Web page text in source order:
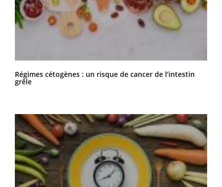
Régimes cétogènes : un risque de cancer de l’intestin
grêle